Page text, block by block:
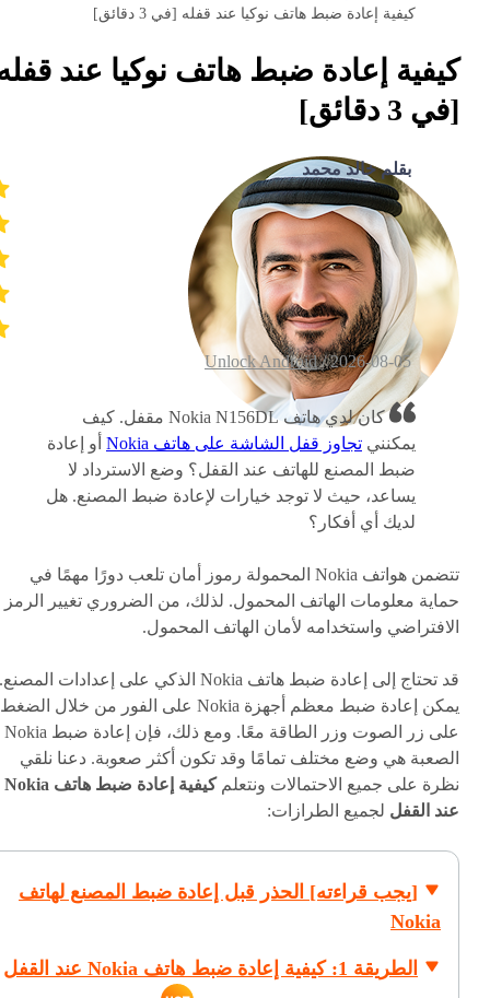
كيفية إعادة ضبط هاتف نوكيا عند قفله [في 3 دقائق]
كيفية إعادة ضبط هاتف نوكيا عند
[في 3 دقائق]
بقلم خالد محمد
2026-08-05 /
Unlock Android
كان لدي هاتف Nokia N156DL مقفل. كيف
يمكنني تجاوز قفل الشاشة على هاتف Nokia
أو إعادة
ضبط المصنع للهاتف عند القفل؟ وضع الاسترداد لا
يساعد، حيث لا توجد خيارات لإعادة ضبط المصنع. هل
لديك أي أفكار؟
تتضمن هواتف Nokia المحمولة رموز أمان تلعب دورًا مهمًا في
حماية معلومات الهاتف المحمول. لذلك، من الضروري تغيير الرمز
الافتراضي واستخدامه لأمان الهاتف المحمول.
قد تحتاج إلى إعادة ضبط هاتف Nokia الذكي على إعدادات المصنع.
يمكن إعادة ضبط معظم أجهزة Nokia على الفور من خلال الضغط
على زر الصوت وزر الطاقة معًا. ومع ذلك، فإن إعادة ضبط Nokia
الصعبة هي وضع مختلف تمامًا وقد تكون أكثر صعوبة. دعنا نلقي
نظرة على جميع الاحتمالات ونتعلم
كيفية إعادة ضبط هاتف Nokia
عند القفل لجميع الطرازات:
[يجب قراءته] الحذر قبل إعادة ضبط المصنع لهاتف
Nokia
الطريقة 1: كيفية إعادة ضبط هاتف Nokia عند القفل